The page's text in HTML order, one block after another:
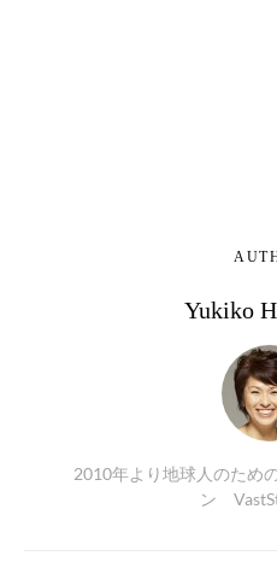
Yukiko
2010年より地球人のため
ン